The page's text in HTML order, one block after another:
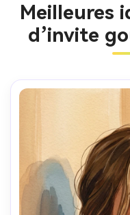
Meilleures
d’invite